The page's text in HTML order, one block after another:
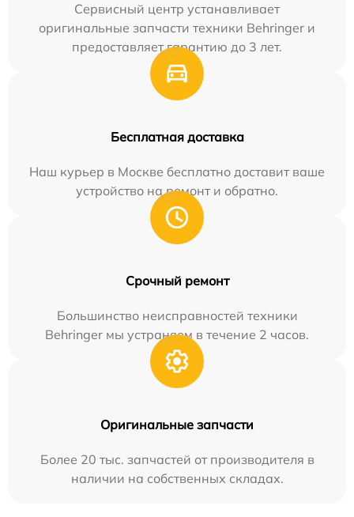
Сервисный центр устанавливает
оригинальные запчасти техники Behringer и
предоставляет гарантию до 3 лет.
Бесплатная доставка
Наш курьер в Москве бесплатно доставит ваше
устройство на ремонт и обратно.
Срочный ремонт
Большинство неисправностей техники
Behringer мы устраняем в течение 2 часов.
Оригинальные запчасти
Более 20 тыс. запчастей от производителя в
наличии на собственных складах.